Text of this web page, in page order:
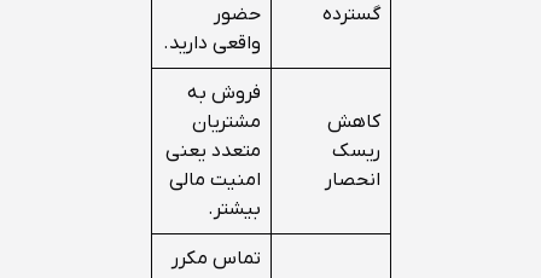
گسترده
حضور
واقعی دارید.
کاهش
ریسک
انحصار
فروش به
مشتریان
متعدد یعنی
امنیت مالی
بیشتر.
تماس مکرر